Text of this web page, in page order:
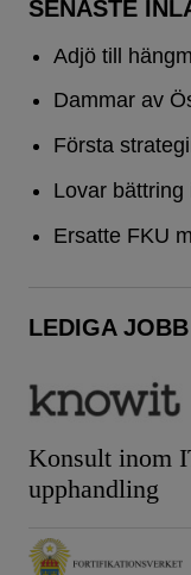
SENASTE
Adjö till
Dammar av
Första
Lovar bättring
Ersatte FKU
LEDIGA JOBB
Konsult inom
upphandling